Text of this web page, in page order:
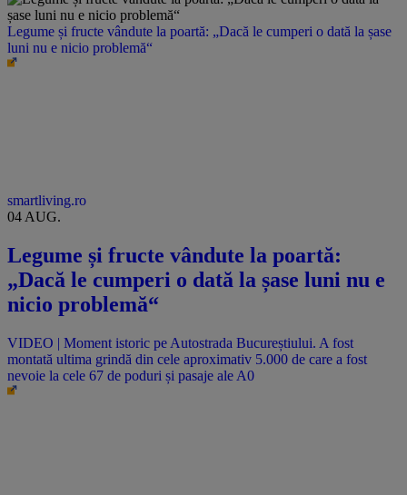
Legume și fructe vândute la poartă: „Dacă le cumperi o dată la șase
luni nu e nicio problemă“
smartliving.ro
04 AUG.
Legume și fructe vândute la poartă:
„Dacă le cumperi o dată la șase luni nu e
nicio problemă“
VIDEO | Moment istoric pe Autostrada Bucureștiului. A fost
montată ultima grindă din cele aproximativ 5.000 de care a fost
nevoie la cele 67 de poduri și pasaje ale A0